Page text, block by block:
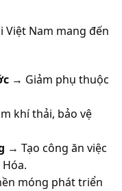
Việt Nam mang đến
→ Giảm phụ thuộc
khí thải, bảo vệ
→ Tạo công ăn việc
móng phát triển